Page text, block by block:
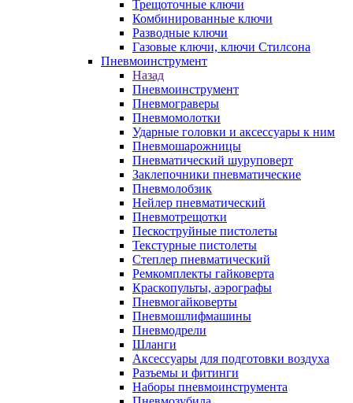
Трещоточные ключи
Комбинированные ключи
Разводные ключи
Газовые ключи, ключи Стилсона
Пневмоинструмент
Назад
Пневмоинструмент
Пневмограверы
Пневмомолотки
Ударные головки и аксессуары к ним
Пневмошарожницы
Пневматический шуруповерт
Заклепочники пневматические
Пневмолобзик
Нейлер пневматический
Пневмотрещотки
Пескоструйные пистолеты
Текстурные пистолеты
Степлер пневматический
Ремкомплекты гайковерта
Краскопульты, аэрографы
Пневмогайковерты
Пневмошлифмашины
Пневмодрели
Шланги
Аксессуары для подготовки воздуха
Разъемы и фитинги
Наборы пневмоинструмента